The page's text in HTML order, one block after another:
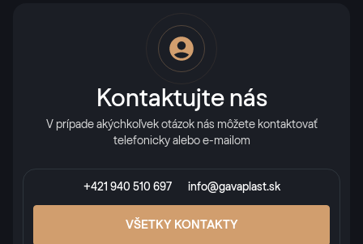
Kontaktujte nás
V prípade akýchkoľvek otázok nás môžete kontaktovať
telefonicky alebo e-mailom
+421 940 510 697 info@gavaplast.sk
VŠETKY KONTAKTY